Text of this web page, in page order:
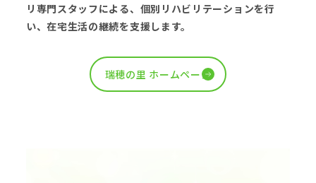
リ専門スタッフによる、個別リハビリテーションを行
い、在宅生活の継続を支援します。
瑞穂の里 ホームページ